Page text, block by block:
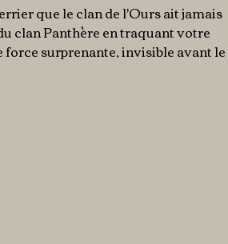
que le clan de l'Ours ait jamais
clan Panthère en traquant votre
force surprenante, invisible avant le